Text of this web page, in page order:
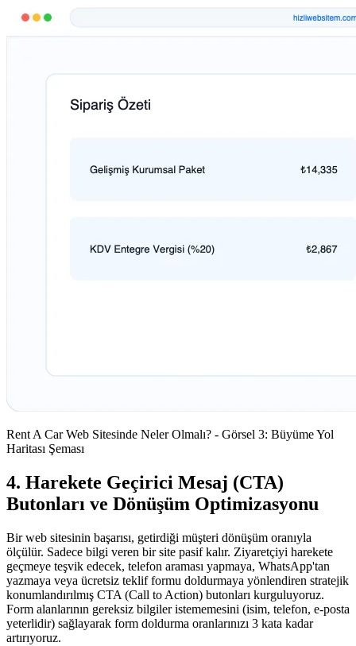
Rent A Car Web Sitesinde Neler Olmalı? - Görsel 3: Büyüme Yol
Haritası Şeması
4. Harekete Geçirici Mesaj (CTA)
Butonları ve Dönüşüm Optimizasyonu
Bir web sitesinin başarısı, getirdiği müşteri dönüşüm oranıyla
ölçülür. Sadece bilgi veren bir site pasif kalır. Ziyaretçiyi harekete
geçmeye teşvik edecek, telefon araması yapmaya, WhatsApp'tan
yazmaya veya ücretsiz teklif formu doldurmaya yönlendiren stratejik
konumlandırılmış CTA (Call to Action) butonları kurguluyoruz.
Form alanlarının gereksiz bilgiler istememesini (isim, telefon, e-posta
yeterlidir) sağlayarak form doldurma oranlarınızı 3 kata kadar
artırıyoruz.